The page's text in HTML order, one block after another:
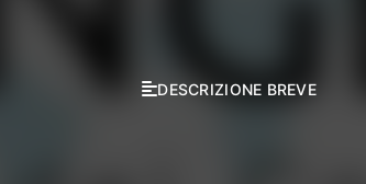
DESCRIZIONE BREVE